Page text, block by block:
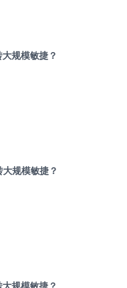
规模敏捷？
规模敏捷？
规模敏捷？